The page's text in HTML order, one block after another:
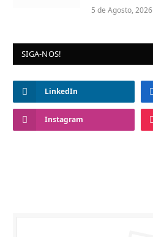
5 de Agosto, 2026
SIGA-NOS!
LinkedIn
Instagram